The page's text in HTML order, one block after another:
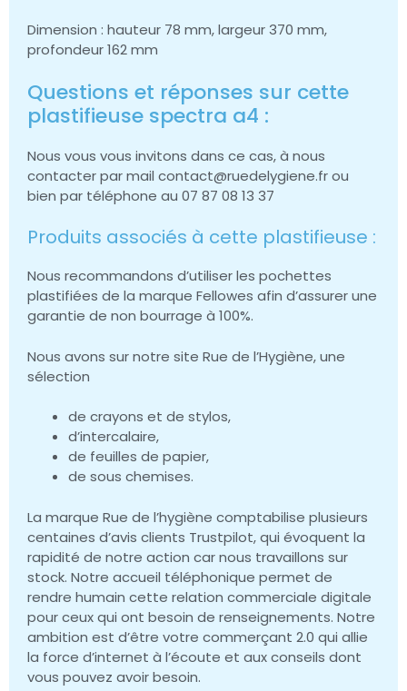
Dimension : hauteur 78 mm, largeur 370 mm,
profondeur 162 mm
Questions et réponses sur cette
plastifieuse spectra a4 :
Nous vous vous invitons dans ce cas, à nous
contacter par mail contact@ruedelygiene.fr ou
bien par téléphone au 07 87 08 13 37
Produits associés à cette plastifieuse :
Nous recommandons d’utiliser les pochettes
plastifiées de la marque Fellowes afin d’assurer une
garantie de non bourrage à 100%.
Nous avons sur notre site Rue de l’Hygiène, une
sélection
de crayons et de stylos,
d’intercalaire,
de feuilles de papier,
de sous chemises.
La marque Rue de l’hygiène comptabilise plusieurs
centaines d’avis clients Trustpilot, qui évoquent la
rapidité de notre action car nous travaillons sur
stock. Notre accueil téléphonique permet de
rendre humain cette relation commerciale digitale
pour ceux qui ont besoin de renseignements. Notre
ambition est d’être votre commerçant 2.0 qui allie
la force d’internet à l’écoute et aux conseils dont
vous pouvez avoir besoin.